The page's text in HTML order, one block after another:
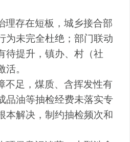
理存在短板，城乡接合部
为未完全杜绝； 部门联动
待提升，镇办、 村 （社
。
不足，煤质、含挥发性有
品油等抽检经费未落实专
本解决，制约抽检频次和